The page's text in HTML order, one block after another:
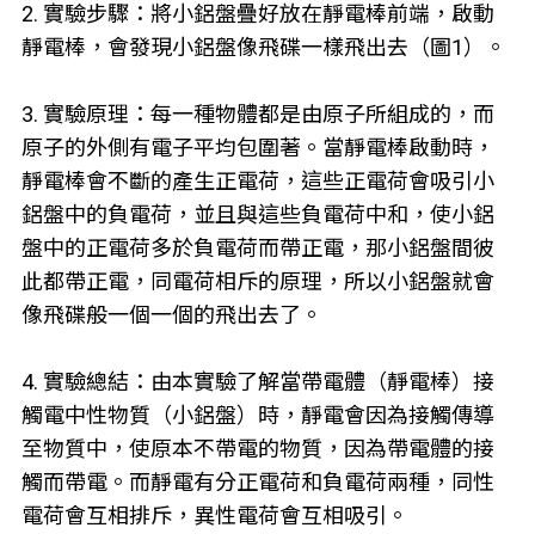
2. 實驗步驟：將小鋁盤疊好放在靜電棒前端，啟動
靜電棒，會發現小鋁盤像飛碟一樣飛出去（圖1）。
3. 實驗原理：每一種物體都是由原子所組成的，而
原子的外側有電子平均包圍著。當靜電棒啟動時，
靜電棒會不斷的產生正電荷，這些正電荷會吸引小
鋁盤中的負電荷，並且與這些負電荷中和，使小鋁
盤中的正電荷多於負電荷而帶正電，那小鋁盤間彼
此都帶正電，同電荷相斥的原理，所以小鋁盤就會
像飛碟般一個一個的飛出去了。
4. 實驗總結：由本實驗了解當帶電體（靜電棒）接
觸電中性物質（小鋁盤）時，靜電會因為接觸傳導
至物質中，使原本不帶電的物質，因為帶電體的接
觸而帶電。而靜電有分正電荷和負電荷兩種，同性
電荷會互相排斥，異性電荷會互相吸引。